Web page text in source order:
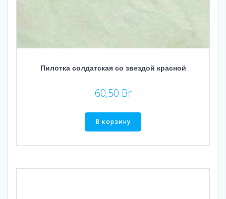
Пилотка солдатская со звездой красной
60,50 Br
В корзину